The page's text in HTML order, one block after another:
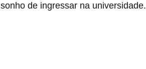
sonho de ingressar na universidade.